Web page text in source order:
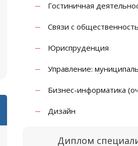
Гостиничная
Связи с
Юриспруденция
Управление:
Бизнес-информатика
Дизайн
Диплом